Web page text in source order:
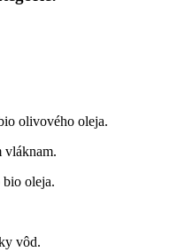
olivového oleja.
vláknam.
oleja.
vôd.